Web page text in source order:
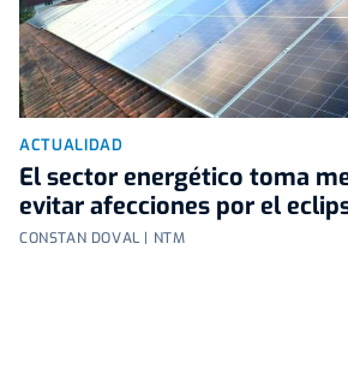
ACTUALIDAD
El sector energético toma
evitar afecciones por el
CONSTAN DOVAL | NTM